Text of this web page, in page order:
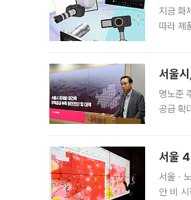
지금 화
따라 제
서울
명노준
공급 확
서울
서울ㆍ
안 비